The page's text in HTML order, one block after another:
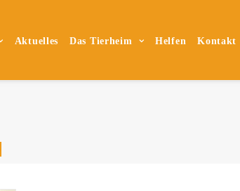
Aktuelles Das Tierheim Helfen Kontakt